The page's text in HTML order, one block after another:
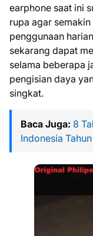
earphone saat ini
rupa agar
penggunaan
sekarang dapat
selama beberapa
pengisian daya
singkat.
Baca Juga: 8
Indonesia